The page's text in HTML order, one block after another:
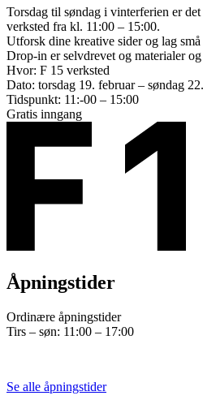
Torsdag til søndag i vinterferien er
verksted fra kl. 11:00 – 15:00.
Utforsk dine kreative sider og lag
Drop-in er selvdrevet og materialer
Hvor: F 15 verksted
Dato: torsdag 19. februar – søndag
Tidspunkt: 11:-00 – 15:00
Gratis inngang
Åpningstider
Ordinære åpningstider
Tirs – søn: 11:00 – 17:00
Se alle åpningstider